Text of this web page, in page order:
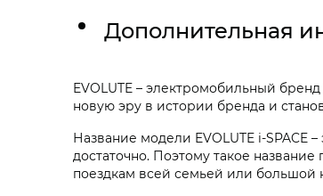
Дополнительная
EVOLUTE – электромобильный
новую эру в истории бренда и
Название модели EVOLUTE i‑SPACE –
достаточно. Поэтому такое
поездкам всей семьей или большой